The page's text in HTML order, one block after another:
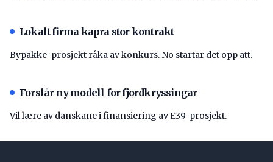
Lokalt firma kapra stor kontrakt
Bypakke-prosjekt råka av konkurs. No startar det opp att.
Forslår ny modell for fjordkryssingar
Vil lære av danskane i finansiering av E39-prosjekt.